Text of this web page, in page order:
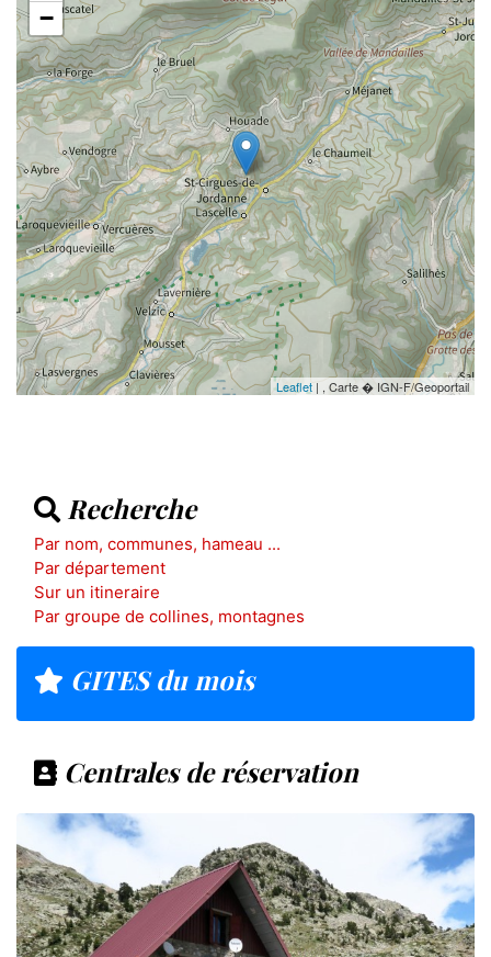
−
Leaflet | , Carte � IGN-F/Geoportail
Recherche
Par nom, communes, hameau ...
Par département
Sur un itineraire
Par groupe de collines, montagnes
GITES du mois
Centrales de réservation